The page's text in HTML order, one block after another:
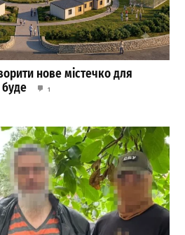
нове містечко для
1